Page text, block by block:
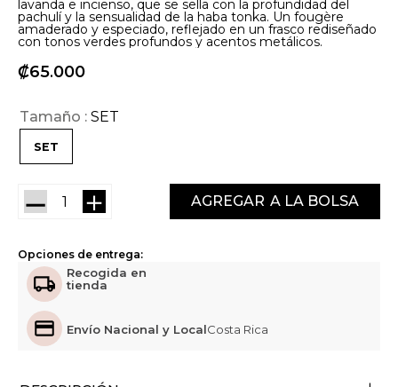
lavanda e incienso, que se sella con la profundidad del
pachulí y la sensualidad de la haba tonka. Un fougère
amaderado y especiado, reflejado en un frasco rediseñado
con tonos verdes profundos y acentos metálicos.
₡65 000
Tamaño SET
SET
＋
－ AGREGAR
Opciones de entrega:
Recogida en
tienda
Envío Nacional y LocalCosta Rica